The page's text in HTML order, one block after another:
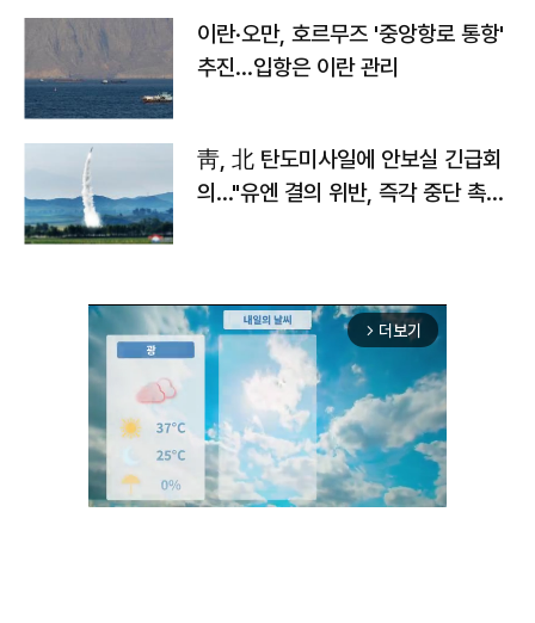
이란·오만, 호르무즈 '중앙항로 통항'
추진…입항은 이란 관리
靑, 北 탄도미사일에 안보실 긴급회
의…"유엔 결의 위반, 즉각 중단 촉
arrow_forward_ios 더보기